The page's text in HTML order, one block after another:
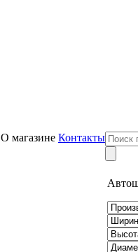
О магазине Контакты